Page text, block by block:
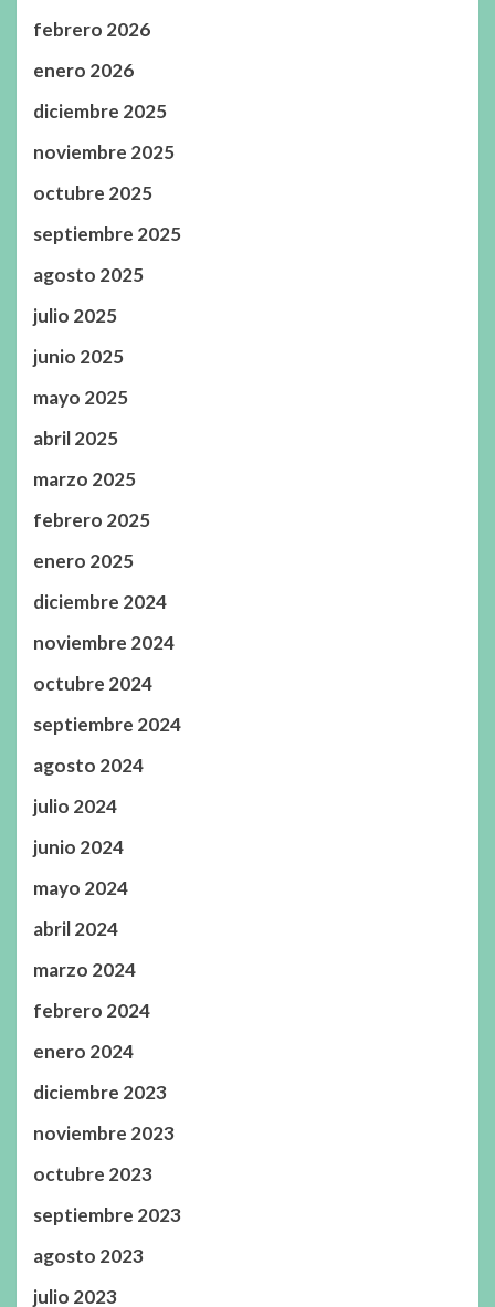
febrero 2026
enero 2026
diciembre 2025
noviembre 2025
octubre 2025
septiembre 2025
agosto 2025
julio 2025
junio 2025
mayo 2025
abril 2025
marzo 2025
febrero 2025
enero 2025
diciembre 2024
noviembre 2024
octubre 2024
septiembre 2024
agosto 2024
julio 2024
junio 2024
mayo 2024
abril 2024
marzo 2024
febrero 2024
enero 2024
diciembre 2023
noviembre 2023
octubre 2023
septiembre 2023
agosto 2023
julio 2023